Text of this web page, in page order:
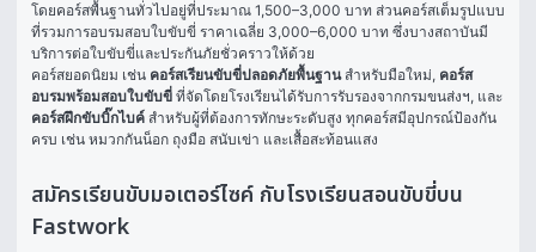
โดยคอร์สพื้นฐานทั่วไปอยู่ที่ประมาณ 1,500–3,000 บาท ส่วนคอร์สเต็มรูปแบบ
ที่รวมการอบรมสอบใบขับขี่ ราคาเฉลี่ย 3,000–6,000 บาท ซึ่งบางสถาบันมี
บริการต่อใบขับขี่และประกันภัยชั่วคราวให้ด้วย
คอร์สยอดนิยม เช่น คอร์สเรียนขับขี่ปลอดภัยพื้นฐาน สำหรับมือใหม่, คอร์ส
อบรมพร้อมสอบใบขับขี่
คอร์สฝึกขับบิ๊กไบค์ สำหรับผู้ที่ต้องการทักษะระดับสูง ทุกคอร์สมีอุปกรณ์ป้องกัน
ครบ เช่น หมวกกันน็อก ถุงมือ สนับเข่า และเสื้อสะท้อนแสง
สมัครเรียนขับมอเตอร์ไซค์ กับโรงเรียนสอนขับขี่บน
Fastwork